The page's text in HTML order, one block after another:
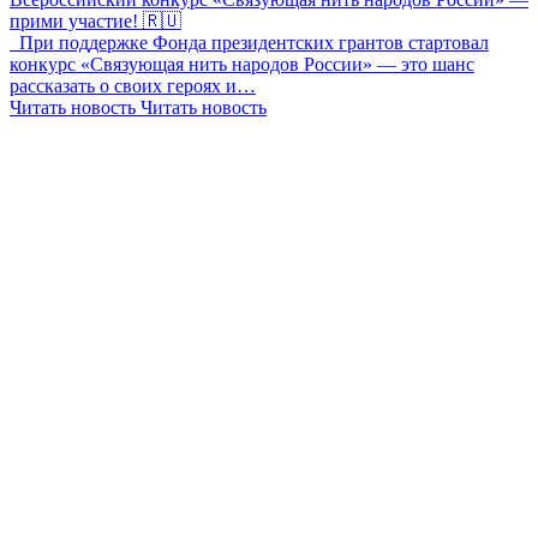
прими участие! 🇷🇺
При поддержке Фонда президентских грантов стартовал
конкурс «Связующая нить народов России» — это шанс
рассказать о своих героях и…
Читать новость Читать новость